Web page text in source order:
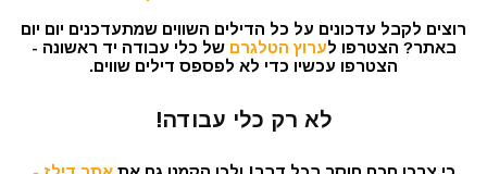
רוצים לקבל עדכונים על כל הדילים השווים שמתעדכנים יום יום
באתר? הצטרפו לערוץ הטלגרם של כלי עבודה יד ראשונה -
הצטרפו עכשיו כדי לא לפספס דילים שווים.
לא רק כלי עבודה!